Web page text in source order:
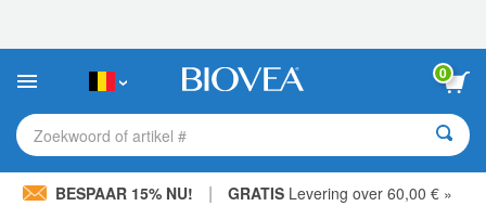
Deze
bevat
toegankelijkheidssysteem.
0
Zoekwoord of artikel #
BESPAAR 15% NU! | GRATIS Levering over 60,00 € »